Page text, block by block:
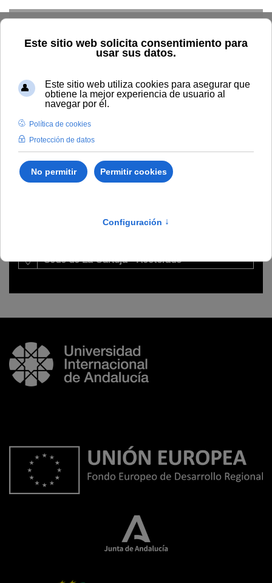
Home La UNIA Directorio Sede La Cartuja
Mª
Ángeles Montes Lama
Mª Ángeles Montes
Sede de La Cartuja - Rectorado